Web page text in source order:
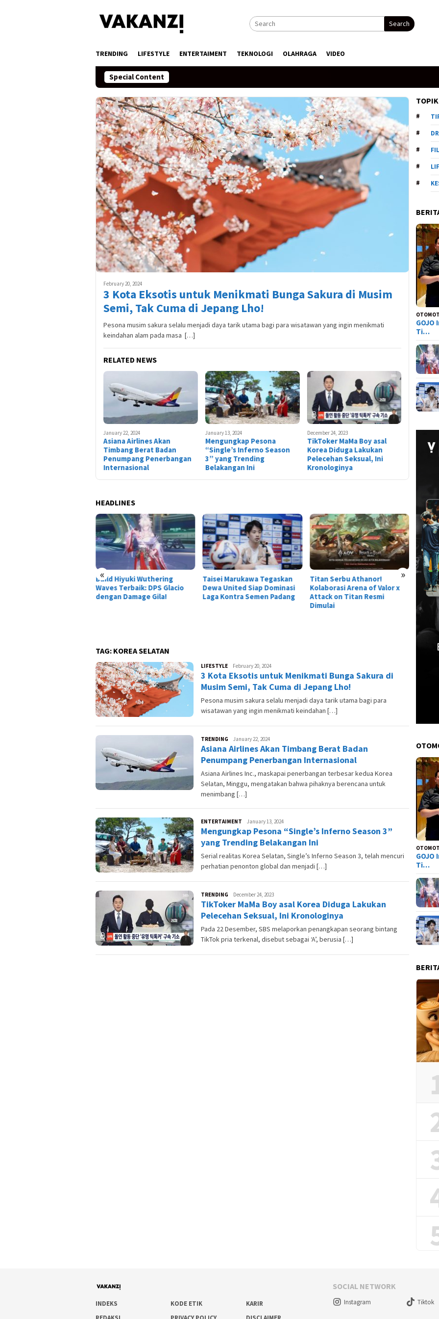
Search
TRENDING LIFESTYLE ENTERTAIMENT TEKNOLOGI OLAHRAGA VIDEO
Special Content
February 20, 2024
3 Kota Eksotis untuk Menikmati Bunga Sakura di Musim
Semi, Tak Cuma di Jepang Lho!
Pesona musim sakura selalu menjadi daya tarik utama bagi para wisatawan yang ingin menikmati
keindahan alam pada masa […]
RELATED NEWS
January 22, 2024
Asiana Airlines Akan
Timbang Berat Badan
Penumpang Penerbangan
Internasional
January 13, 2024
Mengungkap Pesona
“Single’s Inferno Season
3” yang Trending
Belakangan Ini
December 24, 2023
TikToker MaMa Boy asal
Korea Diduga Lakukan
Pelecehan Seksual, Ini
Kronologinya
HEADLINES
« »
Build Hiyuki Wuthering
Waves Terbaik: DPS Glacio
dengan Damage Gila!
Taisei Marukawa Tegaskan
Dewa United Siap Dominasi
Laga Kontra Semen Padang
Titan Serbu Athanor!
Kolaborasi Arena of Valor x
Attack on Titan Resmi
Dimulai
Tier
TAG: KOREA SELATAN
LIFESTYLE Andesma
Candra
February 20, 2024
3 Kota Eksotis untuk Menikmati Bunga Sakura di
Musim Semi, Tak Cuma di Jepang Lho!
Pesona musim sakura selalu menjadi daya tarik utama bagi para
wisatawan yang ingin menikmati keindahan […]
TRENDING Raymond
Reynaldi
January 22, 2024
Asiana Airlines Akan Timbang Berat Badan
Penumpang Penerbangan Internasional
Asiana Airlines Inc., maskapai penerbangan terbesar kedua Korea
Selatan, Minggu, mengatakan bahwa pihaknya berencana untuk
menimbang […]
ENTERTAIMENT Andesma
Candra
January 13, 2024
Mengungkap Pesona “Single’s Inferno Season 3”
yang Trending Belakangan Ini
Serial realitas Korea Selatan, Single’s Inferno Season 3, telah mencuri
perhatian penonton global dan menjadi […]
TRENDING Andesma
Candra
December 24, 2023
TikToker MaMa Boy asal Korea Diduga Lakukan
Pelecehan Seksual, Ini Kronologinya
Pada 22 Desember, SBS melaporkan penangkapan seorang bintang
TikTok pria terkenal, disebut sebagai ‘A’, berusia […]
GOJO
Ti…
GOJO
Ti…
INDEKS KODE ETIK
KARIR
SOCIAL NETWORK
Instagram Tiktok